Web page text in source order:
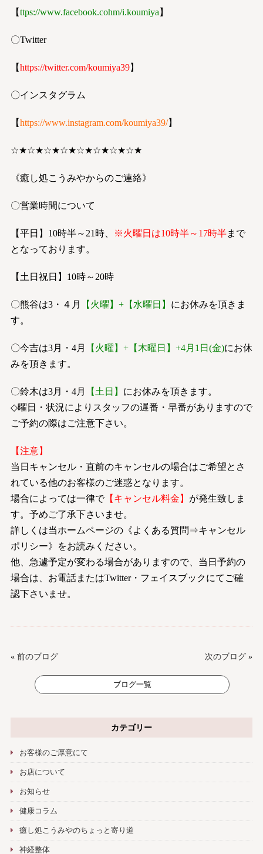
【ttps://www.facebook.cohm/i.koumiya 】
〇Twitter
【https://twitter.com/koumiya39】
〇インスタグラム
【https://www.instagram.com/koumiya39/】
☆★☆★☆★☆★☆★☆★☆★☆★
《癒し処こうみやからのご連絡》
〇営業時間について
【平日】10時半～21時、 ※火曜日は10時半～17時半まで
となっております。
【土日祝日】10時～20時
〇熊谷は3・４月 【火曜】+【水曜日】 にお休みを頂きま
す。
〇今吉は3月・4月 【火曜】+【木曜日】+4月1日(金)にお休
みを頂きます。
〇鈴木は3月・4月 【土日】 にお休みを頂きます。
◇曜日・状況によりスタッフの遅番・早番がありますので
ご予約の際はご注意下さい。
【注意】
当日キャンセル・直前のキャンセルの場合はご希望とさ
れている他のお客様のご迷惑となります。
場合によっては一律で【キャンセル料金】 が発生致しま
す。予めご了承下さいませ。
詳しくは当ホームページの《よくある質問⇒キャンセル
ポリシー》をお読みください。
他、急遽予定が変わる場合がありますので、当日予約の
場合は、お電話またはTwitter・フェイスブックにてご確
認下さいませ。
« 前のブログ 次のブログ »
ブログ一覧
カテゴリー
お客様のご厚意にて
お店について
お知らせ
健康コラム
癒し処こうみやのちょっと寄り道
神経整体